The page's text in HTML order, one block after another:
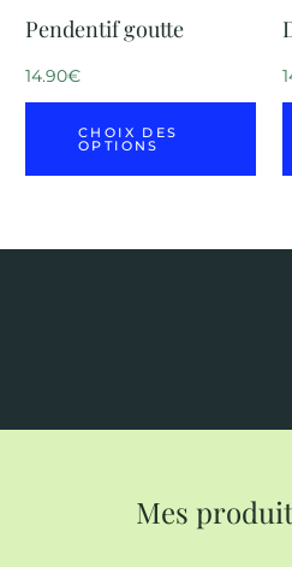
Pendentif goutte
14.90€
CHOIX DES
OPTIONS
Mes